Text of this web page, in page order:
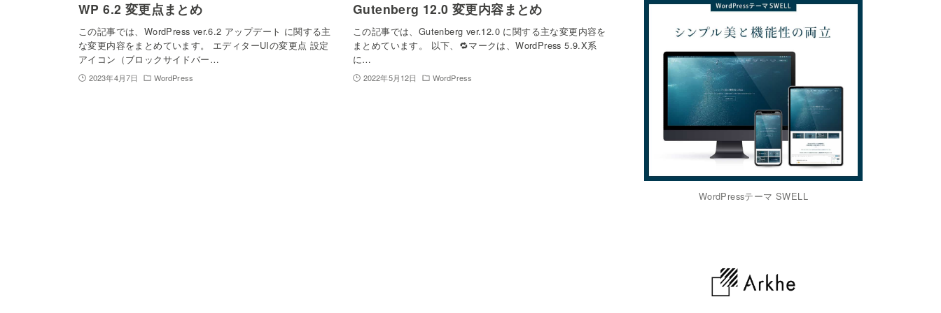
WP 6.2 変更点まとめ
この記事では、WordPress ver.6.2 アップデート に関する主
な変更内容をまとめています。 エディターUIの変更点 設定
アイコン（ブロックサイドバー…
2023年4月7日 WordPress
Gutenberg 12.0 変更内容まとめ
この記事では、Gutenberg ver.12.0 に関する主な変更内容を
まとめています。 以下、🔁マークは、WordPress 5.9.X系
に…
2022年5月12日 WordPress
WordPressテーマ SWELL